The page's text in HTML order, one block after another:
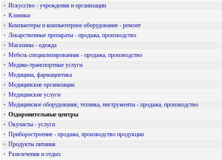
· Искусство - учреждения и организации
· Клиники
· Компьютеры и компьютерное оборудование - ремонт
· Лекарственные препараты - продажа, производство
· Магазины - одежда
· Мебель специализированная - продажа, производство
· Медико-транспортные услуги
· Медицина, фармацевтика
· Медицинские организации
· Медицинские услуги
· Медицинское оборудование, техника, инструменты - продажа, производство
· Оздоровительные центры
· Окулисты - услуги
· Приборостроение - продажа, производство продукции
· Продукты питания
· Развлечения и отдых